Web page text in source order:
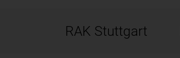
RAK Stuttgart